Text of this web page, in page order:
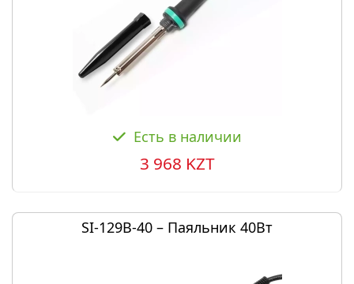
Есть в наличии
3 968 KZT
SI-129B-40 – Паяльник 40Вт